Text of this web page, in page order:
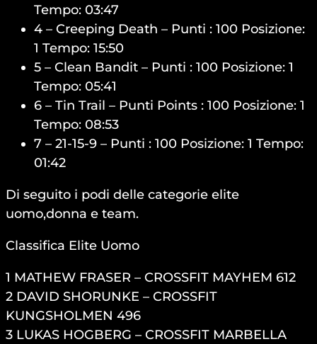
Tempo: 03:47
4 – Creeping Death – Punti : 100 Posizione:
1 Tempo: 15:50
5 – Clean Bandit – Punti : 100 Posizione: 1
Tempo: 05:41
6 – Tin Trail – Punti Points : 100 Posizione: 1
Tempo: 08:53
7 – 21-15-9 – Punti : 100 Posizione: 1 Tempo:
01:42
Di seguito i podi delle categorie elite
uomo,donna e team.
Classifica Elite Uomo
1 MATHEW FRASER – CROSSFIT MAYHEM 612
2 DAVID SHORUNKE – CROSSFIT
KUNGSHOLMEN 496
3 LUKAS HOGBERG – CROSSFIT MARBELLA